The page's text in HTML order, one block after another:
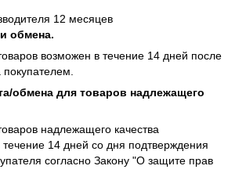
12 месяцев
обмена.
возможен в течение 14 дней после
обмена для товаров надлежащего
надлежащего качества
течение 14 дней со дня подтверждения
согласно Закону "О защите прав